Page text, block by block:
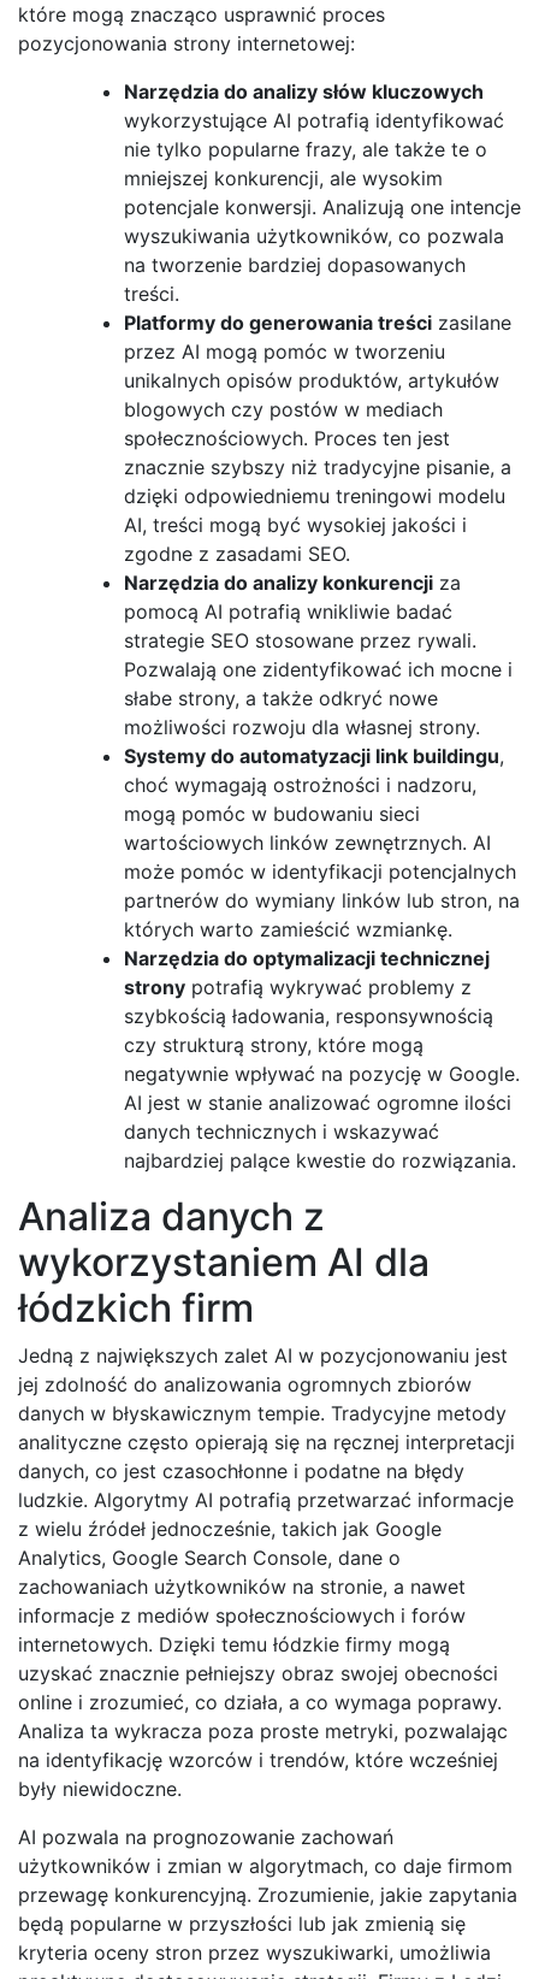
które mogą znacząco usprawnić proces
pozycjonowania strony internetowej:
Narzędzia do analizy słów kluczowych
wykorzystujące AI potrafią identyfikować
nie tylko popularne frazy, ale także te o
mniejszej konkurencji, ale wysokim
potencjale konwersji. Analizują one intencje
wyszukiwania użytkowników, co pozwala
na tworzenie bardziej dopasowanych
treści.
Platformy do generowania treści zasilane
przez AI mogą pomóc w tworzeniu
unikalnych opisów produktów, artykułów
blogowych czy postów w mediach
społecznościowych. Proces ten jest
znacznie szybszy niż tradycyjne pisanie, a
dzięki odpowiedniemu treningowi modelu
AI, treści mogą być wysokiej jakości i
zgodne z zasadami SEO.
Narzędzia do analizy konkurencji za
pomocą AI potrafią wnikliwie badać
strategie SEO stosowane przez rywali.
Pozwalają one zidentyfikować ich mocne i
słabe strony, a także odkryć nowe
możliwości rozwoju dla własnej strony.
Systemy do automatyzacji link buildingu,
choć wymagają ostrożności i nadzoru,
mogą pomóc w budowaniu sieci
wartościowych linków zewnętrznych. AI
może pomóc w identyfikacji potencjalnych
partnerów do wymiany linków lub stron, na
których warto zamieścić wzmiankę.
Narzędzia do optymalizacji technicznej
strony potrafią wykrywać problemy z
szybkością ładowania, responsywnością
czy strukturą strony, które mogą
negatywnie wpływać na pozycję w Google.
AI jest w stanie analizować ogromne ilości
danych technicznych i wskazywać
najbardziej palące kwestie do rozwiązania.
Analiza danych z
wykorzystaniem AI dla
łódzkich firm
Jedną z największych zalet AI w pozycjonowaniu jest
jej zdolność do analizowania ogromnych zbiorów
danych w błyskawicznym tempie. Tradycyjne metody
analityczne często opierają się na ręcznej interpretacji
danych, co jest czasochłonne i podatne na błędy
ludzkie. Algorytmy AI potrafią przetwarzać informacje
z wielu źródeł jednocześnie, takich jak Google
Analytics, Google Search Console, dane o
zachowaniach użytkowników na stronie, a nawet
informacje z mediów społecznościowych i forów
internetowych. Dzięki temu łódzkie firmy mogą
uzyskać znacznie pełniejszy obraz swojej obecności
online i zrozumieć, co działa, a co wymaga poprawy.
Analiza ta wykracza poza proste metryki, pozwalając
na identyfikację wzorców i trendów, które wcześniej
były niewidoczne.
AI pozwala na prognozowanie zachowań
użytkowników i zmian w algorytmach, co daje firmom
przewagę konkurencyjną. Zrozumienie, jakie zapytania
będą popularne w przyszłości lub jak zmienią się
kryteria oceny stron przez wyszukiwarki, umożliwia